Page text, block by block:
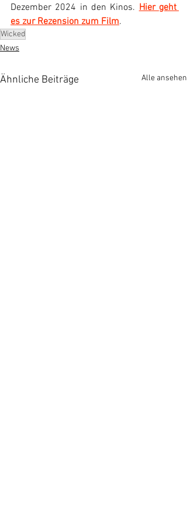
Dezember 2024 in den Kinos. Hier geht
es zur Rezension zum Film.
Wicked
News
Ähnliche Beiträge Alle ansehen